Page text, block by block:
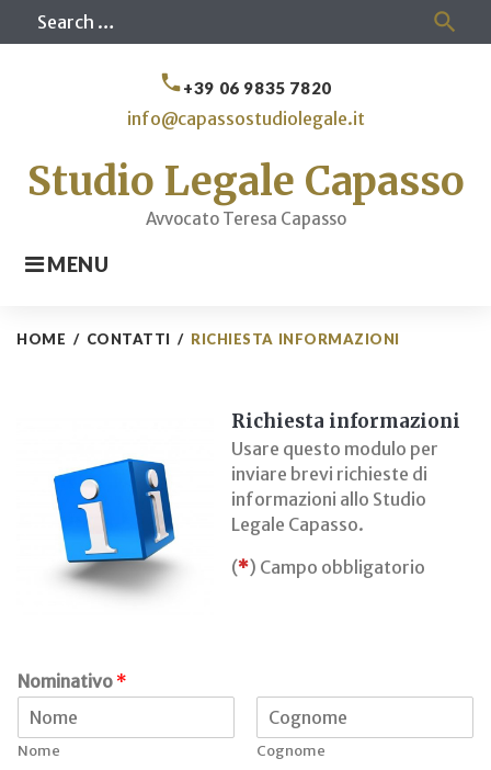
search
Studio Legale Capasso
Avvocato Teresa Capasso
MENU
call+39 06 9835 7820
info@capassostudiolegale.it
HOME / CONTATTI / RICHIESTA INFORMAZIONI
Richiesta informazioni
Usare questo modulo per
inviare brevi richieste di
informazioni allo Studio
Legale Capasso.
(*) Campo obbligatorio
Nominativo *
Nome Cognome